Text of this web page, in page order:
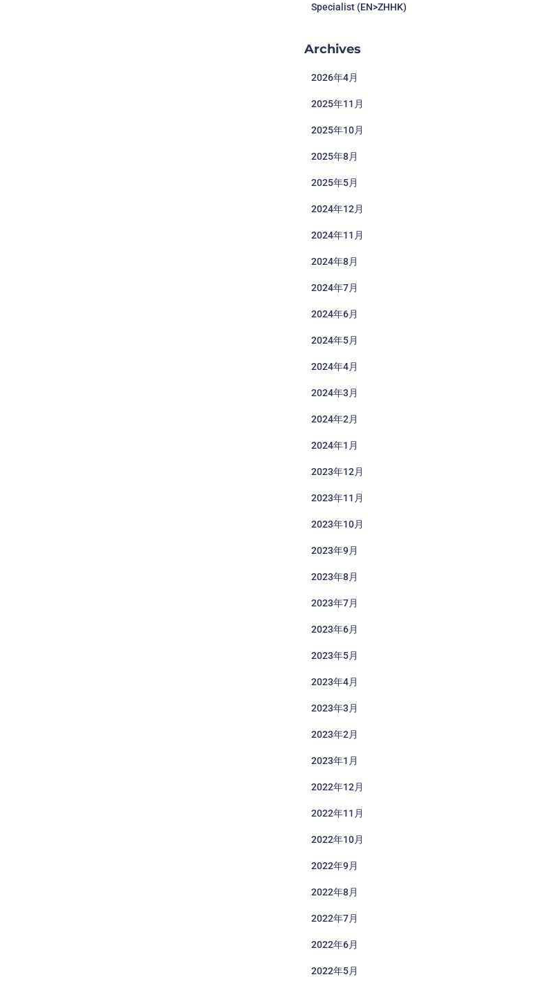
Specialist (EN>ZHHK)
Archives
2026年4月
2025年11月
2025年10月
2025年8月
2025年5月
2024年12月
2024年11月
2024年8月
2024年7月
2024年6月
2024年5月
2024年4月
2024年3月
2024年2月
2024年1月
2023年12月
2023年11月
2023年10月
2023年9月
2023年8月
2023年7月
2023年6月
2023年5月
2023年4月
2023年3月
2023年2月
2023年1月
2022年12月
2022年11月
2022年10月
2022年9月
2022年8月
2022年7月
2022年6月
2022年5月